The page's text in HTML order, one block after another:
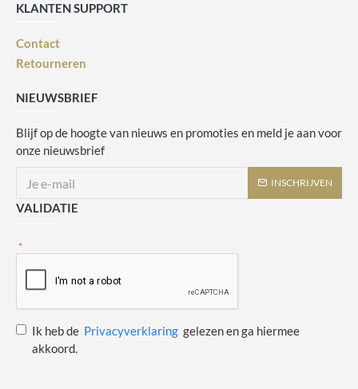
KLANTEN SUPPORT
Contact
Retourneren
NIEUWSBRIEF
Blijf op de hoogte van nieuws en promoties en meld je aan voor
onze nieuwsbrief
INSCHRIJVEN
VALIDATIE
Ik heb de Privacyverklaring gelezen en ga hiermee
akkoord.